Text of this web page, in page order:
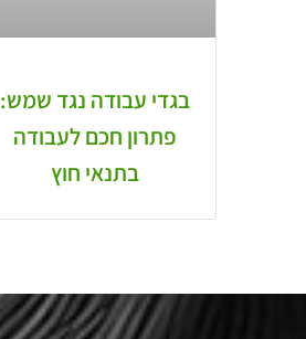
בגדי עבודה נגד שמש:
פתרון חכם לעבודה
בתנאי חוץ